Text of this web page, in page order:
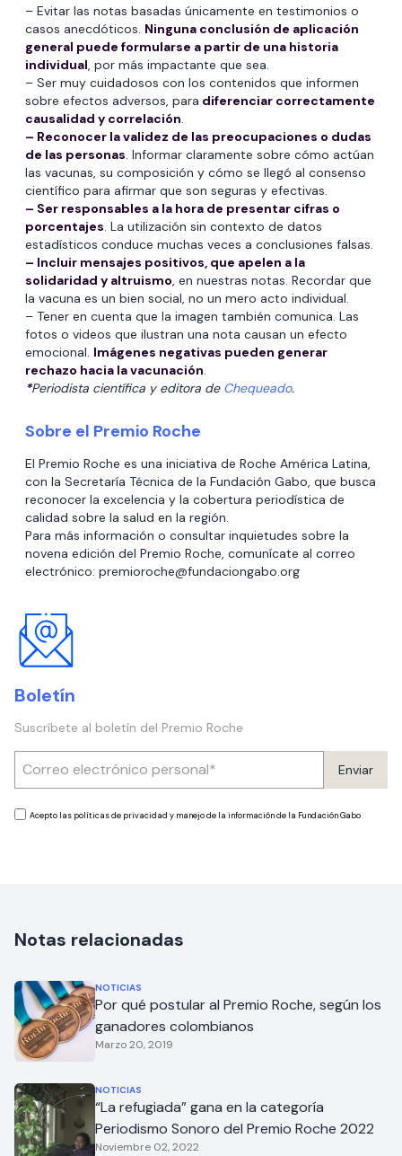
– Evitar las notas basadas únicamente en testimonios o
casos anecdóticos. Ninguna conclusión de aplicación
general puede formularse a partir de una historia
individual, por más impactante que sea.
– Ser muy cuidadosos con los contenidos que informen
sobre efectos adversos, para diferenciar correctamente
causalidad y correlación.
– Reconocer la validez de las preocupaciones o dudas
de las personas. Informar claramente sobre cómo actúan
las vacunas, su composición y cómo se llegó al consenso
científico para afirmar que son seguras y efectivas.
– Ser responsables a la hora de presentar cifras o
porcentajes. La utilización sin contexto de datos
estadísticos conduce muchas veces a conclusiones falsas.
– Incluir mensajes positivos, que apelen a la
solidaridad y altruismo, en nuestras notas. Recordar que
la vacuna es un bien social, no un mero acto individual.
– Tener en cuenta que la imagen también comunica. Las
fotos o videos que ilustran una nota causan un efecto
emocional. Imágenes negativas pueden generar
rechazo hacia la vacunación.
*Periodista científica y editora de Chequeado.
Sobre el Premio Roche
El Premio Roche es una iniciativa de Roche América Latina,
con la Secretaría Técnica de la Fundación Gabo, que busca
reconocer la excelencia y la cobertura periodística de
calidad sobre la salud en la región.
Para más información o consultar inquietudes sobre la
novena edición del Premio Roche, comunícate al correo
electrónico: premioroche@fundaciongabo.org
Boletín
Suscríbete al boletín del Premio Roche
Enviar
Acepto las políticas de privacidad y manejo de la información de la Fundación Gabo
Notas relacionadas
NOTICIAS
Por qué postular al Premio Roche, según los
ganadores colombianos
Marzo 20, 2019
NOTICIAS
“La refugiada” gana en la categoría
Periodismo Sonoro del Premio Roche 2022
Noviembre 02, 2022